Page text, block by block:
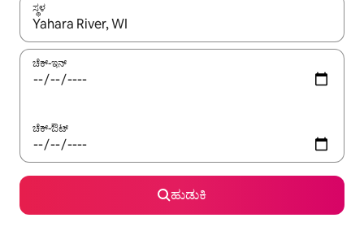
ಸ್ಥಳ
ಫಲಿತಾಂಶಗಳು ಲಭ್ಯವಿರುವಾಗ, ಅಪ್ ಮತ್ತು ಡೌನ್ ಬಾಣದ ಕೀಲಿಗಳೊಂದಿಗೆ
ಚೆಕ್-ಇನ್
ಚೆಕ್-ಔಟ್
ಹುಡುಕಿ